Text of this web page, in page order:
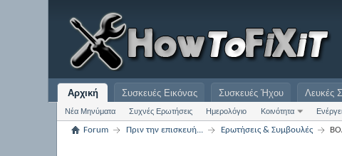
Αρχική
Νέα Μηνύματα Συχνές Ερωτήσεις Ημερολόγιο Κοινότητα
Συσκευές Εικόνας Συσκευές Ήχου Λευκές
Forum Πριν την επισκευή... Ερωτήσεις & Συμβουλές